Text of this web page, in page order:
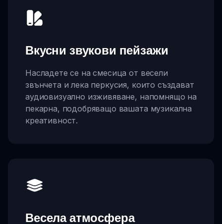
Вкусни звукови пейзажи
Насладете се на смесица от весели
звънчета и лека перкусия, които създават
аудиовизуално изживяване, напомнящо на
пекарна, подобряващо вашата музикална
креативност.
Весела атмосфера